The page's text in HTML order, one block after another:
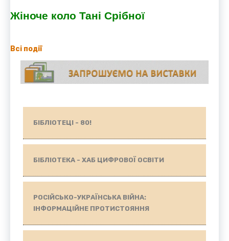
Жіноче коло Тані Срібної
Всі події
БІБЛІОТЕЦІ - 80!
БІБЛІОТЕКА - ХАБ ЦИФРОВОЇ ОСВІТИ
РОСІЙСЬКО-УКРАЇНСЬКА ВІЙНА:
ІНФОРМАЦІЙНЕ ПРОТИСТОЯННЯ